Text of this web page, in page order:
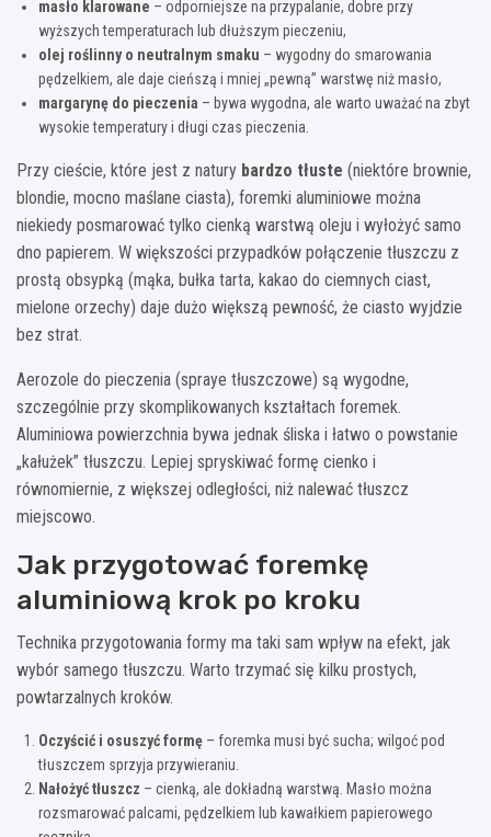
masło klarowane – odporniejsze na przypalanie, dobre przy
wyższych temperaturach lub dłuższym pieczeniu,
olej roślinny o neutralnym smaku – wygodny do smarowania
pędzelkiem, ale daje cieńszą i mniej „pewną” warstwę niż masło,
margarynę do pieczenia – bywa wygodna, ale warto uważać na zbyt
wysokie temperatury i długi czas pieczenia.
Przy cieście, które jest z natury bardzo tłuste (niektóre brownie,
blondie, mocno maślane ciasta), foremki aluminiowe można
niekiedy posmarować tylko cienką warstwą oleju i wyłożyć samo
dno papierem. W większości przypadków połączenie tłuszczu z
prostą obsypką (mąka, bułka tarta, kakao do ciemnych ciast,
mielone orzechy) daje dużo większą pewność, że ciasto wyjdzie
bez strat.
Aerozole do pieczenia (spraye tłuszczowe) są wygodne,
szczególnie przy skomplikowanych kształtach foremek.
Aluminiowa powierzchnia bywa jednak śliska i łatwo o powstanie
„kałużek” tłuszczu. Lepiej spryskiwać formę cienko i
równomiernie, z większej odległości, niż nalewać tłuszcz
miejscowo.
Jak przygotować foremkę
aluminiową krok po kroku
Technika przygotowania formy ma taki sam wpływ na efekt, jak
wybór samego tłuszczu. Warto trzymać się kilku prostych,
powtarzalnych kroków.
Oczyścić i osuszyć formę – foremka musi być sucha; wilgoć pod
tłuszczem sprzyja przywieraniu.
Nałożyć tłuszcz – cienką, ale dokładną warstwą. Masło można
rozsmarować palcami, pędzelkiem lub kawałkiem papierowego